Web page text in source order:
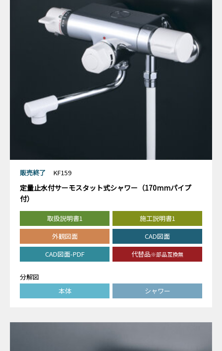
販売終了 KF159
定量止水付サーモスタット式シャワー（170mmパイプ
付）
取扱説明書1
施工説明書1
外観図面
CAD図面
CAD図面-PDF
代替品※部品互換無
分解図
本体
シャワー